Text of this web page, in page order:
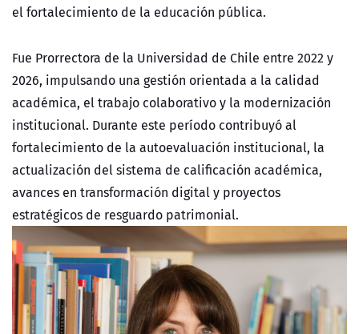
el fortalecimiento de la educación pública.
Fue Prorrectora de la Universidad de Chile entre 2022 y
2026, impulsando una gestión orientada a la calidad
académica, el trabajo colaborativo y la modernización
institucional. Durante este período contribuyó al
fortalecimiento de la autoevaluación institucional, la
actualización del sistema de calificación académica,
avances en transformación digital y proyectos
estratégicos de resguardo patrimonial.